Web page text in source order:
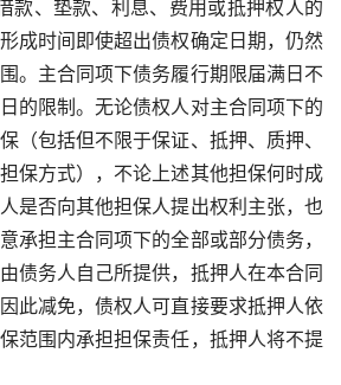
款、垫款、利息、费用或抵押权人的
成时间即使超出债权确定日期，仍然
。主合同项下债务履行期限届满日不
的限制。无论债权人对主合同项下的
（包括但不限于保证、抵押、质押、
保方式），不论上述其他担保何时成
是否向其他担保人提出权利主张，也
承担主合同项下的全部或部分债务，
债务人自己所提供，抵押人在本合同
此减免，债权人可直接要求抵押人依
范围内承担担保责任，抵押人将不提